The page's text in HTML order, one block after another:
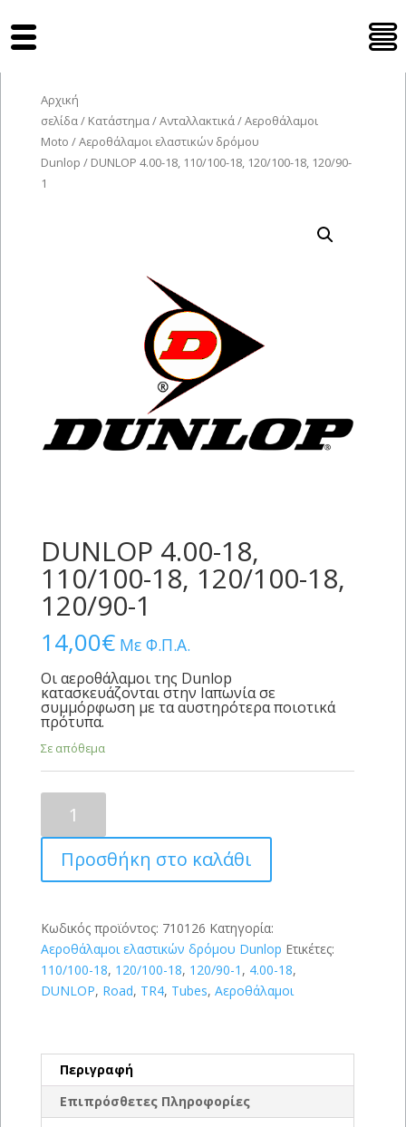
Αρχική
σελίδα/ Κατάστημα/Ανταλλακτικά/Αεροθάλαμοι
Moto /Αεροθάλαμοι ελαστικών δρόμου
Dunlop / DUNLOP 4.00-18, 110/100-18, 120/100-18, 120/90-
1
DUNLOP 4.00-18,
110/100-18, 120/100-18,
120/90-1
14,00€ Με Φ.Π.Α.
Οι αεροθάλαμοι της Dunlop
κατασκευάζονται στην Ιαπωνία σε
συμμόρφωση με τα αυστηρότερα ποιοτικά
πρότυπα.
Σε απόθεμα
18,
110/100-
18,
18,
120/90-
1
ποσότητα
Προσθήκη στο καλάθι
Κωδικός προϊόντος: 710126 Κατηγορία:
Αεροθάλαμοι ελαστικών δρόμου Dunlop Ετικέτες:
110/100-18, 120/100-18, 120/90-1 , 4.00-18,
DUNLOP, Road, TR4, Tubes, Αεροθάλαμοι
Περιγραφή
Επιπρόσθετες Πληροφορίες